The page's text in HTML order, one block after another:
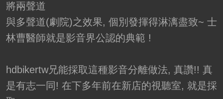
將兩聲道
與多聲道(劇院)之效果, 個別發揮得淋漓盡致~ 士
林曹醫師就是影音界公認的典範 !
hdbikertw兄能採取這種影音分離做法, 真讚!! 真
是有志一同! 在下多年前在新店的視聽室, 就是採